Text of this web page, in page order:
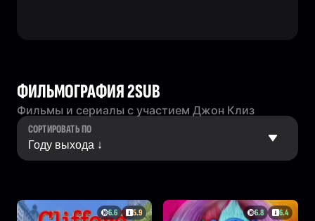
ФИЛЬМОГРАФИЯ 2SUB
Фильмы и сериалы с участием Джон Клиз
СОРТИРОВАТЬ ПО
6.6 5.9 6.8 6.4